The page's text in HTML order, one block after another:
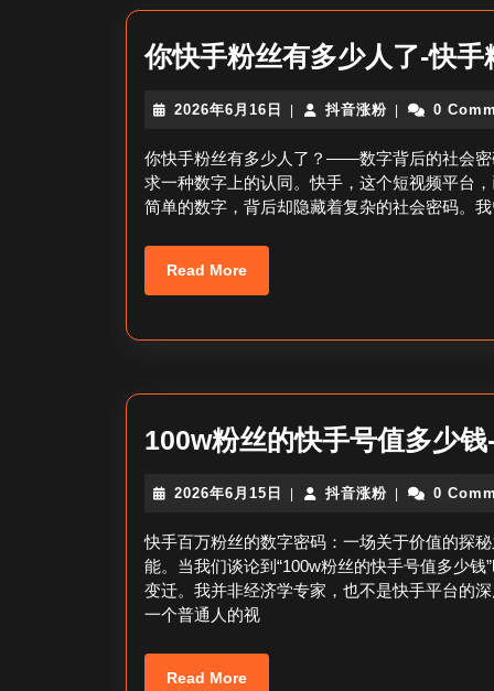
你快手粉丝有多少人了-快
2026年6月16日
2026
6
月
16
日
抖音涨粉抖
涨
粉
0
你快手粉丝有多少人了？——数字背后的社会
求一种数字上的认同。快手，这个短视频平台
简单的数字，背后却隐藏着复杂的社会密码。
Read MoreRead
More
100w粉丝的快手号值多少
2026年6月15日
2026
6
月
15
日
抖音涨粉抖
涨
粉
0
快手百万粉丝的数字密码：一场关于价值的探
能。当我们谈论到“100w粉丝的快手号值多少
变迁。我并非经济学专家，也不是快手平台的
一个普通人的视
Read MoreRead